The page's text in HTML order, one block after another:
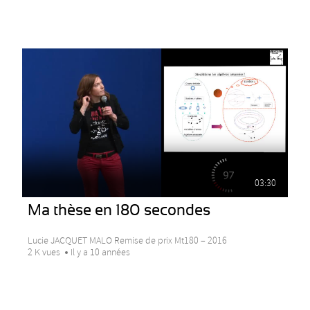
03:30
Ma thèse en 180 secondes
Lucie JACQUET MALO Remise de prix Mt180 – 2016
2 K vues
Il y a 10 années